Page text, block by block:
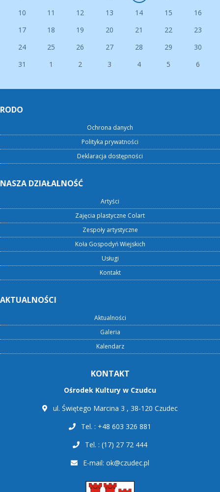
10
11 12 13 14 15
16
17
18 19 20 21 22
23
24
25 26 27 28 29
30
31
1 2 3 4 5 6
RODO
Ochrona danych
Polityka prywatności
Deklaracja dostępności
NASZA DZIAŁALNOŚĆ
Artyści
Zajęcia plastyczne Colart
Zespoły artystyczne
Koła Gospodyń Wiejskich
Usługi
Kontakt
AKTUALNOŚCI
Aktualności
Galeria
Kalendarz
KONTAKT
Ośrodek Kultury w Czudcu
ul. Świętego Marcina 3 , 38-120 Czudec
Tel. : +48 603 326 881
Tel. : (17) 27 72 444
E-mail: ok@czudec.pl